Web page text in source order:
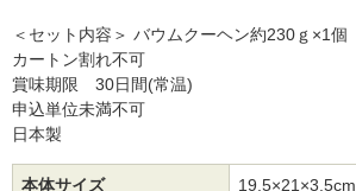
＜セット内容＞ バウムクーヘン約230ｇ×1個
カートン割れ不可
賞味期限 30日間(常温)
申込単位未満不可
日本製
本体サイズ 19.5×21×3.5cm